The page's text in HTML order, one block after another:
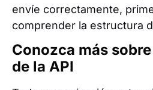
envíe correctamente,
comprender la estructura
Conozca más
de la API